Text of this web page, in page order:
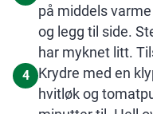
på middels
og legg til side.
har myknet litt.
4
Krydre med en
hvitløk og